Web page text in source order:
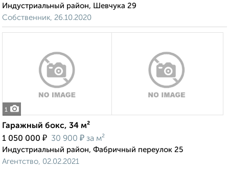
Индустриальный район, Шевчука 29
Собственник, 26.10.2020
1
Гаражный бокс, 34 м²
1 050 000 ₽ 30 900 ₽ за м²
Индустриальный район, Фабричный переулок 25
Агентство, 02.02.2021